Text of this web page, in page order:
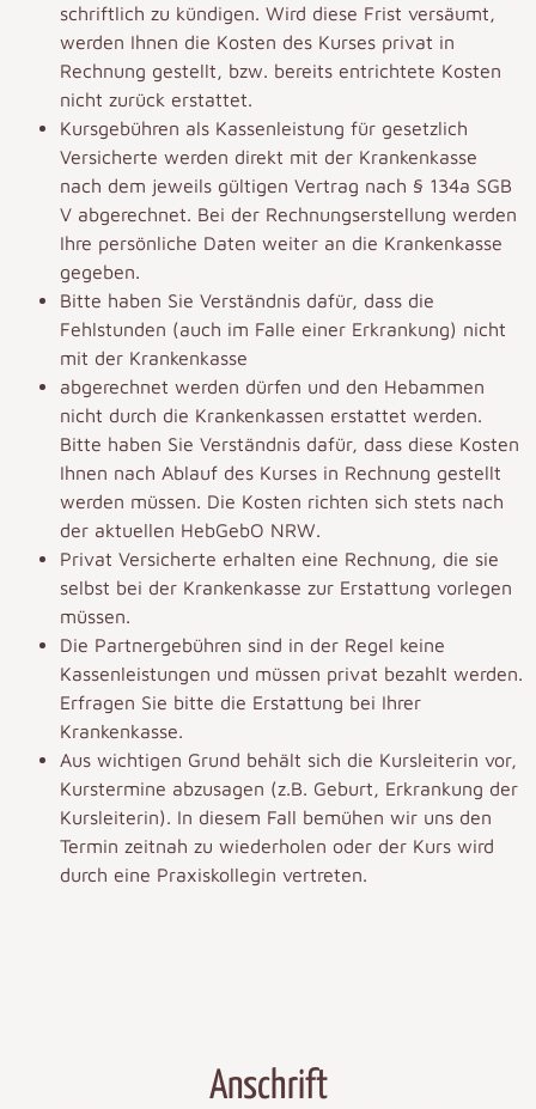
schriftlich zu kündigen. Wird diese Frist versäumt,
werden Ihnen die Kosten des Kurses privat in
Rechnung gestellt, bzw. bereits entrichtete Kosten
nicht zurück erstattet.
Kursgebühren als Kassenleistung für gesetzlich
Versicherte werden direkt mit der Krankenkasse
nach dem jeweils gültigen Vertrag nach § 134a SGB
V abgerechnet. Bei der Rechnungserstellung werden
Ihre persönliche Daten weiter an die Krankenkasse
gegeben.
Bitte haben Sie Verständnis dafür, dass die
Fehlstunden (auch im Falle einer Erkrankung) nicht
mit der Krankenkasse
abgerechnet werden dürfen und den Hebammen
nicht durch die Krankenkassen erstattet werden.
Bitte haben Sie Verständnis dafür, dass diese Kosten
Ihnen nach Ablauf des Kurses in Rechnung gestellt
werden müssen. Die Kosten richten sich stets nach
der aktuellen HebGebO NRW.
Privat Versicherte erhalten eine Rechnung, die sie
selbst bei der Krankenkasse zur Erstattung vorlegen
müssen.
Die Partnergebühren sind in der Regel keine
Kassenleistungen und müssen privat bezahlt werden.
Erfragen Sie bitte die Erstattung bei Ihrer
Krankenkasse.
Aus wichtigen Grund behält sich die Kursleiterin vor,
Kurstermine abzusagen (z.B. Geburt, Erkrankung der
Kursleiterin). In diesem Fall bemühen wir uns den
Termin zeitnah zu wiederholen oder der Kurs wird
durch eine Praxiskollegin vertreten.
Anschrift